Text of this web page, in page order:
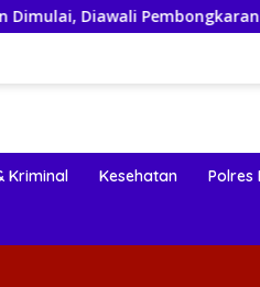
Bangunan Lama
Kriminal Kesehatan Polres